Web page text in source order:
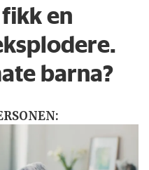
en
barna?